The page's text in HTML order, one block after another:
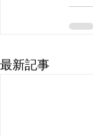
最新記事